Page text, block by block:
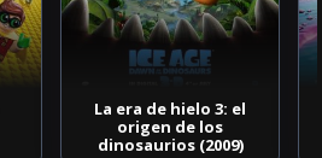
La era de hielo 3: el
origen de los
dinosaurios (2009)